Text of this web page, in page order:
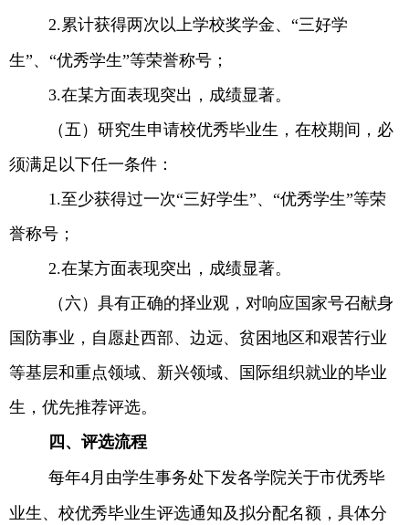
2.累计获得两次以上学校奖学金、 “三好学
生”、“优秀学生”等荣誉称号；
3.在某方面表现突出，成绩显著。
（五）研究生申请校优秀毕业生，在校期间，必
须满足以下任一条件：
1.至少获得过一次“三好学生”、“优秀学生”等荣
誉称号；
2.在某方面表现突出，成绩显著。
（六）具有正确的择业观，对响应国家号召献身
国防事业，自愿赴西部、边远、贫困地区和艰苦行业
等基层和重点领域、新兴领域、国际组织就业的毕业
生，优先推荐评选。
四、评选流程
每年4月由学生事务处下发各学院关于市优秀毕
业生、校优秀毕业生评选通知及拟分配名额，具体分